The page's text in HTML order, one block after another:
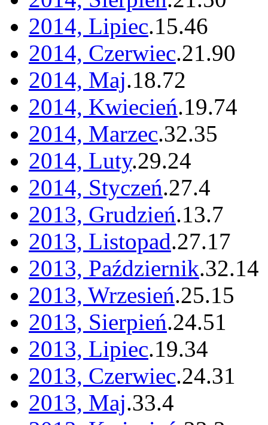
2014, Lipiec.15.46
2014, Czerwiec.21.90
2014, Maj.18.72
2014, Kwiecień.19.74
2014, Marzec.32.35
2014, Luty.29.24
2014, Styczeń.27.4
2013, Grudzień.13.7
2013, Listopad.27.17
2013, Październik.32.14
2013, Wrzesień.25.15
2013, Sierpień.24.51
2013, Lipiec.19.34
2013, Czerwiec.24.31
2013, Maj.33.4